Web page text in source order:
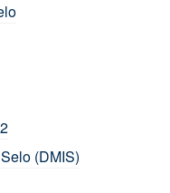
(DMIS)